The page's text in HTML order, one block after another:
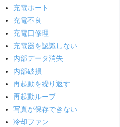
充電ポート
充電不良
充電口修理
充電器を認識しない
内部データ消失
内部破損
再起動を繰り返す
再起動ループ
写真が保存できない
冷却ファン